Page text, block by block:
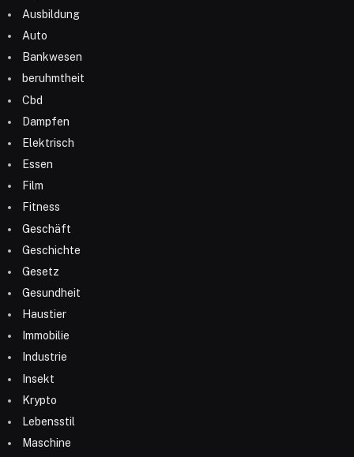
Ausbildung
Auto
Bankwesen
beruhmtheit
Cbd
Dampfen
Elektrisch
Essen
Film
Fitness
Geschäft
Geschichte
Gesetz
Gesundheit
Haustier
Immobilie
Industrie
Insekt
Krypto
Lebensstil
Maschine